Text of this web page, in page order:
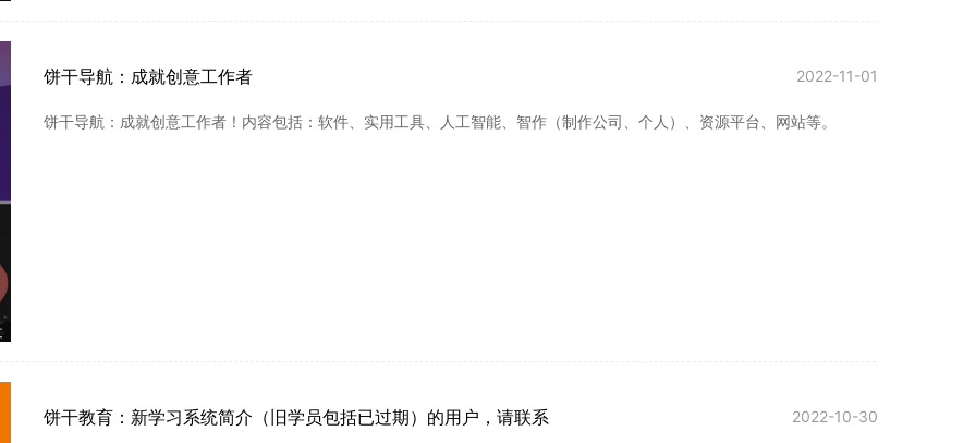
饼干导航：成就创意工作者 2022-11-01
饼干导航：成就创意工作者！内容包括：软件、实用工具、人工智能、智作（制作公司、个人）、资源平台、网站等。
饼干教育：新学习系统简介（旧学员包括已过期）的用户，请联系 2022-10-30